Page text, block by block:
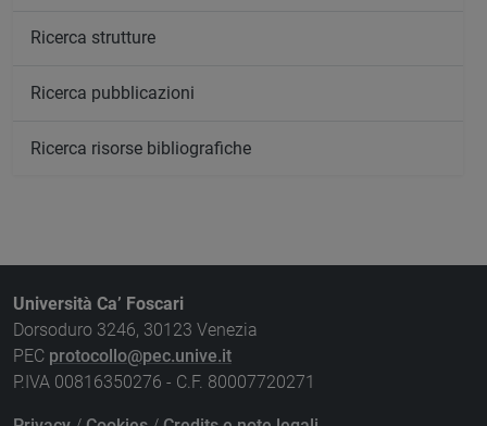
Ricerca strutture
Ricerca pubblicazioni
Ricerca risorse bibliografiche
Università Ca’ Foscari
Dorsoduro 3246, 30123 Venezia
PEC protocollo@pec.unive.it
P.IVA 00816350276 - C.F. 80007720271